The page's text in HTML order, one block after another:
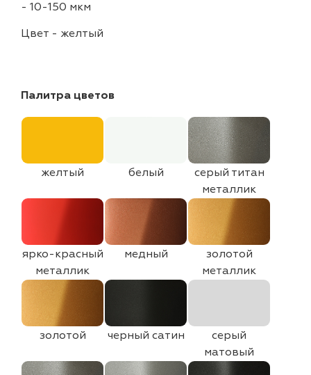
- 10-150 мкм
Цвет - желтый
Палитра цветов
желтый белый
серый титан
металлик
ярко-красный
металлик
медный
золотой
металлик
золотой черный сатин
серый
матовый